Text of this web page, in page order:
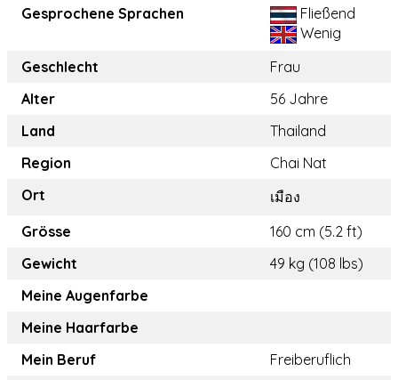
Gesprochene Sprachen
Fließend
Wenig
Geschlecht
Frau
Alter
56 Jahre
Land
Thailand
Region
Chai Nat
Ort
เมือง
Grösse
160 cm (5.2 ft)
Gewicht
49 kg (108 lbs)
Meine Augenfarbe
Meine Haarfarbe
Mein Beruf
Freiberuflich